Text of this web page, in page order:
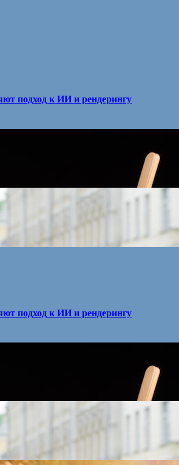
подход к ИИ и рендерингу
подход к ИИ и рендерингу